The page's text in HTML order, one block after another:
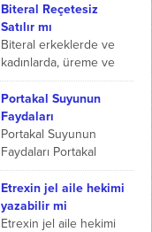
aile hekimi hormon testi
yapıyor mu gibi...
Biteral Reçetesiz
Satılır mı
Biteral erkeklerde ve
kadınlarda, üreme ve
idrar yolu enfeksiyon
hastalıklarının
tedavisinde yararlı olan
bir ilaçtır. Biteral
kadınlarda görülen
vajina iltihaplarının...
Portakal Suyunun
Faydaları
Portakal Suyunun
Faydaları Portakal
turunçgillerden olan
sağlığa oldukça faydası
olan sulu bir meyvedir.
C vitamini
Etrexin jel aile hekimi
yazabilir mi
Etrexin jel aile hekimi